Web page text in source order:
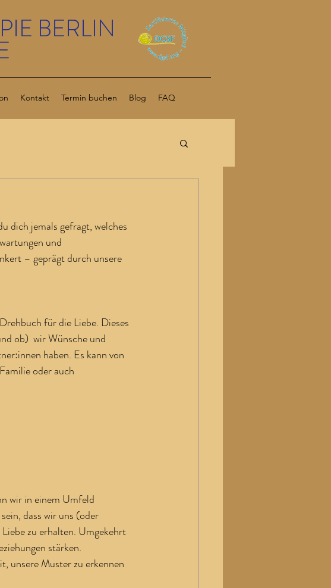
BERLIN
Kontakt Termin buchen Blog FAQ
dich jemals gefragt, welches
und
– geprägt durch unsere
für die Liebe. Dieses
ob)  wir Wünsche und
haben. Es kann von
oder auch
wir in einem Umfeld
dass wir uns (oder
zu erhalten. Umgekehrt
stärken.
unsere Muster zu erkennen